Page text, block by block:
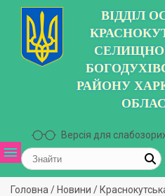
ВІДДІЛ
РАЙОНУ
Версія для
Головна / Новини /